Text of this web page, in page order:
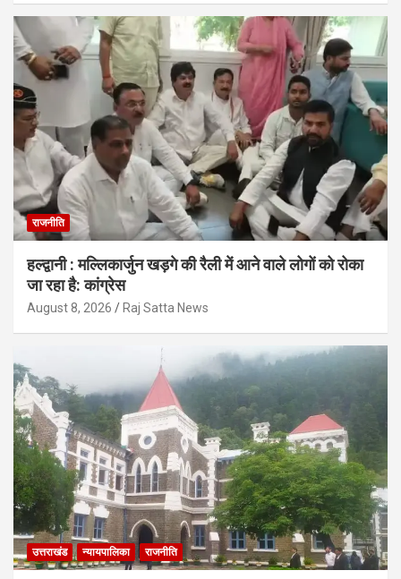
राजनीति
हल्द्वानी : मल्लिकार्जुन खड़गे की रैली में आने वाले लोगों को रोका
जा रहा है: कांग्रेस
August 8, 2026 Raj Satta News
उत्तराखंड न्यायपालिका राजनीति